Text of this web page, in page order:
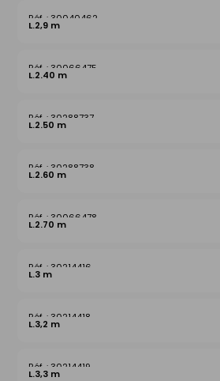
30040462
L.2,9 m
30066475
L.2.40 m
30288737
L.2.50 m
30288738
L.2.60 m
30066478
L.2.70 m
30214416
L.3 m
30214418
L.3,2 m
30214419
L.3,3 m